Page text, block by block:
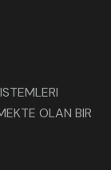
OLAN BIR